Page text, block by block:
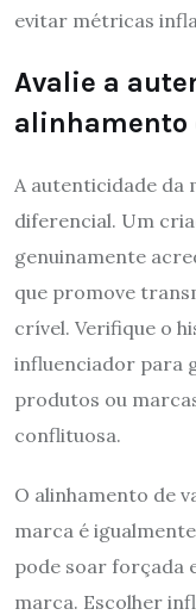
evitar métricas
Avalie a
alinhamento
A autenticidade da
diferencial. Um
genuinamente
que promove
crível. Verifique o
influenciador para
produtos ou
conflituosa.
O alinhamento de
marca é
pode soar forçada
marca. Escolher